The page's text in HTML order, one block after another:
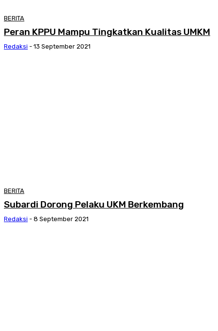
BERITA
Peran KPPU Mampu Tingkatkan Kualitas UMKM
Redaksi - 13 September 2021
BERITA
Subardi Dorong Pelaku UKM Berkembang
Redaksi - 8 September 2021